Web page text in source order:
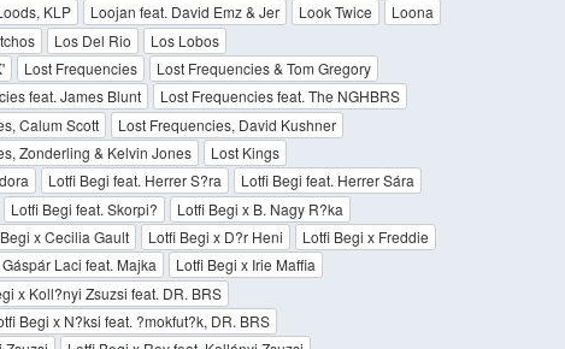
KLP Loojan feat. David Emz & Jer Look Twice
Loona
Los Del Rio
Los Lobos
Lost Frequencies
Lost Frequencies & Tom Gregory
feat. James Blunt
Lost Frequencies feat. The NGHBRS
Calum Scott
Lost Frequencies, David Kushner
Zonderling & Kelvin Jones
Lost Kings
Lotfi Begi feat. Herrer S?ra
Lotfi Begi feat. Herrer Sára
Lotfi Begi feat. Skorpi?
Lotfi Begi x B. Nagy R?ka
x Cecilia Gault Lotfi Begi x D?r Heni
Lotfi Begi x Freddie
Laci feat. Majka
Lotfi Begi x Irie Maffia
x Koll?nyi Zsuzsi feat. DR. BRS
Begi x N?ksi feat. ?mokfut?k, DR. BRS